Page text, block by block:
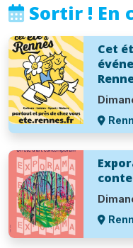
Sortir ! En
Cet